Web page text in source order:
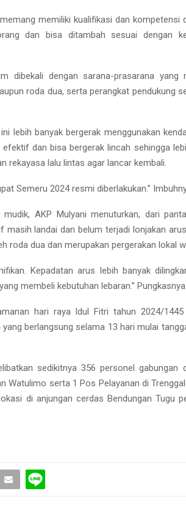
memiliki kualifikasi dan kompetensi
dan bisa ditambah sesuai dengan
dibekali dengan sarana-prasarana yang
roda dua, serta perangkat pendukung
lebih banyak bergerak menggunakan
dan bisa bergerak lincah sehingga
rekayasa lalu lintas agar lancar kembali.
Semeru 2024 resmi diberlakukan.”
AKP Mulyani menuturkan, dari
landai dan belum terjadi lonjakan
roda dua dan merupakan pergerakan lokal
Kepadatan arus lebih banyak
membeli kebutuhan lebaran.” Pungkasnya.
hari raya Idul Fitri tahun 2024/
berlangsung selama 13 hari mulai
sedikitnya 356 personel gabungan
Watulimo serta 1 Pos Pelayanan di
di anjungan cerdas Bendungan Tugu